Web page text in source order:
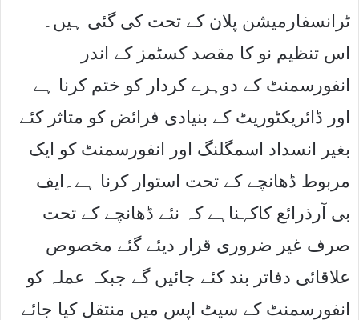
ٹرانسفارمیشن پلان کے تحت کی گئی ہیں۔
اس تنظیم نو کا مقصد کسٹمز کے اندر
انفورسمنٹ کے دوہرے کردار کو ختم کرنا ہے
اور ڈائریکٹوریٹ کے بنیادی فرائض کو متاثر کئے
بغیر انسداد اسمگلنگ اور انفورسمنٹ کو ایک
مربوط ڈھانچے کے تحت استوار کرنا ہے۔ایف
بی آرذرائع کاکہناہے کہ نئے ڈھانچے کے تحت
صرف غیر ضروری قرار دیئے گئے مخصوص
علاقائی دفاتر بند کئے جائیں گے جبکہ عملہ کو
انفورسمنٹ کے سیٹ اپس میں منتقل کیا جائے